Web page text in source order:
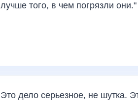
лучше того, в чем погрязли они."
Это дело серьезное, не шутка.